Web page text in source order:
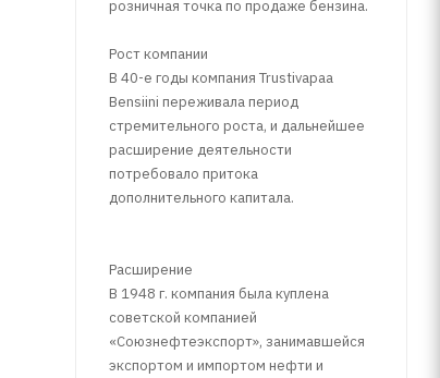
розничная точка по продаже бензина.
Рост компании
В 40-е годы компания Trustivapaa
Bensiini переживала период
стремительного роста, и дальнейшее
расширение деятельности
потребовало притока
дополнительного капитала.
Расширение
В 1948 г. компания была куплена
советской компанией
«Союзнефтеэкспорт», занимавшейся
экспортом и импортом нефти и